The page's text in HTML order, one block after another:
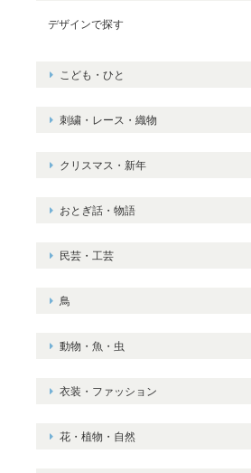
デザインで探す
こども・ひと
刺繍・レース・織物
クリスマス・新年
おとぎ話・物語
民芸・工芸
鳥
動物・魚・虫
衣装・ファッション
花・植物・自然